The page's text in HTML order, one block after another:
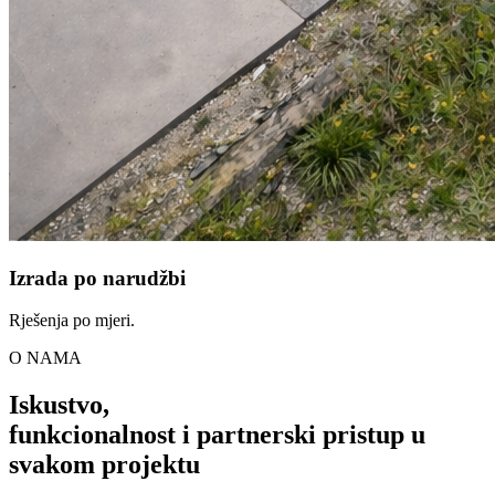
Izrada po narudžbi
Rješenja po mjeri.
O NAMA
Iskustvo,
funkcionalnost i partnerski pristup u
svakom projektu